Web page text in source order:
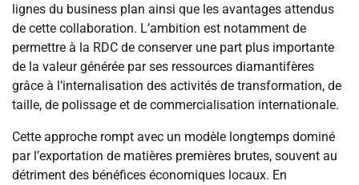
lignes du business plan ainsi que les avantages attendus
de cette collaboration. L’ambition est notamment de
permettre à la RDC de conserver une part plus importante
de la valeur générée par ses ressources diamantifères
grâce à l’internalisation des activités de transformation, de
taille, de polissage et de commercialisation internationale.
Cette approche rompt avec un modèle longtemps dominé
par l’exportation de matières premières brutes, souvent au
détriment des bénéfices économiques locaux. En